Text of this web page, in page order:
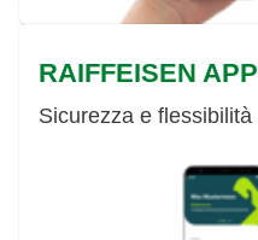
RAIFFEISEN APP
Sicurezza e flessibilità